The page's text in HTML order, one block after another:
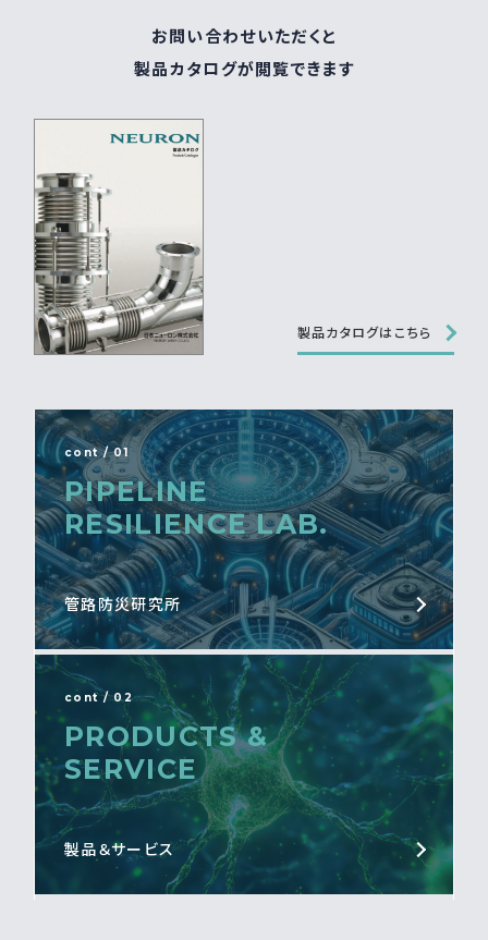
お問い合わせいただくと
製品カタログが閲覧できます
製品カタログはこちら
cont / 01
PIPELINE
RESILIENCE LAB.
管路防災研究所
cont / 02
PRODUCTS &
SERVICE
製品＆サービス